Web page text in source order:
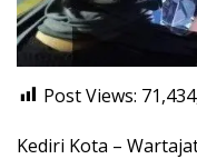
Post Views:
Kediri Kota –